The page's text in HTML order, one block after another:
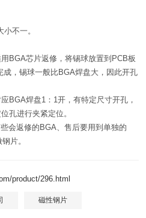
不一。
BGA芯片返修，将锡球放置到PCB板
，锡球一般比BGA焊盘大，因此开孔
BGA焊盘1：1开，有特定尺寸开孔，
孔进行夹紧定位。
会返修的BGA、售后要用到单独的
片。
product/296.html
磁性钢片